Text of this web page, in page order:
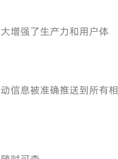
增强了生产力和用户体
信息被准确推送到所有相